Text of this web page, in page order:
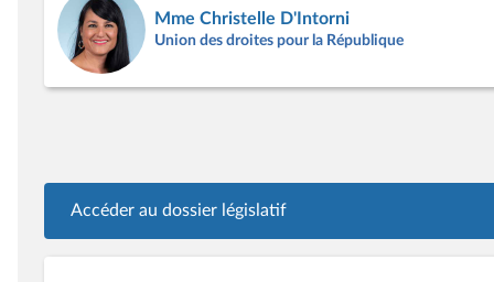
Mme Christelle D'Intorni
Union des droites pour la République
Accéder au dossier législatif